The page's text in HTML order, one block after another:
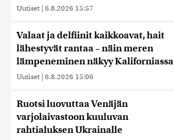
Uutiset | 6.8.2026 15:57
Valaat ja delfiinit kaikkoavat, hait
lähestyvät rantaa – näin meren
lämpeneminen näkyy Kaliforniassa
Uutiset | 6.8.2026 15:06
Ruotsi luovuttaa Venäjän
varjolaivastoon kuuluvan
rahtialuksen Ukrainalle